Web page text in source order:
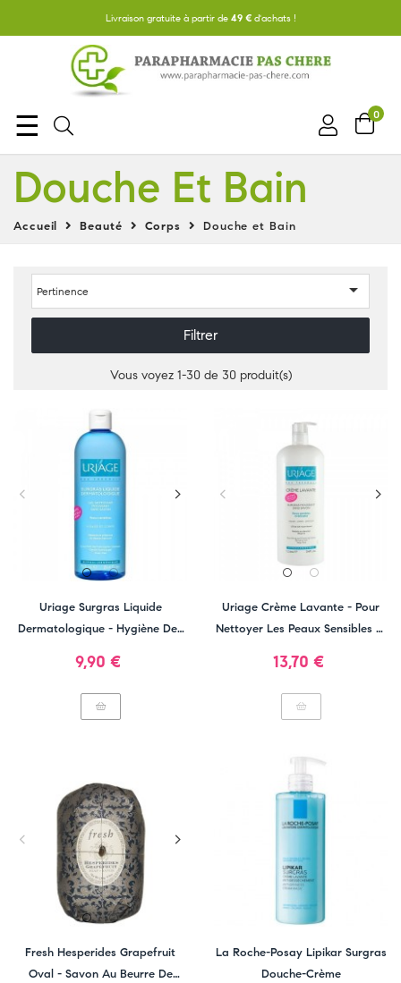
Livraison gratuite à partir de 49 €d'achats !
0
Basculer
la
navigation
☰
Douche Et Bain
Accueil Beauté Corps Douche et Bain
Pertinence 
Filtrer
Vous voyez 1-30 de 30 produit(s)
Uriage Surgras Liquide
Dermatologique - Hygiène Des
Prix
9,90 €
Uriage Crème Lavante - Pour
Nettoyer Les Peaux Sensibles Et
Prix
13,70 €
Fresh Hesperides Grapefruit
Oval - Savon Au Beurre De
La Roche-Posay Lipikar Surgras
Douche-Crème